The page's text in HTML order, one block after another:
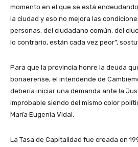
momento en el que se está
la ciudad y eso no mejora las
personas, del ciudadano común, del
lo contrario, están cada vez peor”,
Para que la provincia honre la deuda
bonaerense, el intendende de
debería iniciar una demanda ante la
improbable siendo del mismo color
María Eugenia Vidal.
La Tasa de Capitalidad fue creada en